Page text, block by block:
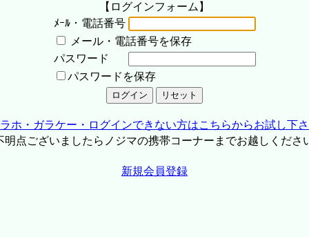
【ログインフォーム】
ﾒｰﾙ・電話番号
メール・電話番号を保存
パスワード
パスワードを保存
ホ・ガラケー・ログインできない方はこちらからお試し下
点ございましたらノジマの携帯コーナーまでお越しくださ
新規会員登録